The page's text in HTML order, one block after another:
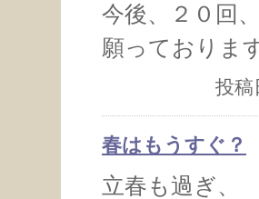
今後、２０回
願っておりま
投稿
春はもうすぐ？
立春も過ぎ、